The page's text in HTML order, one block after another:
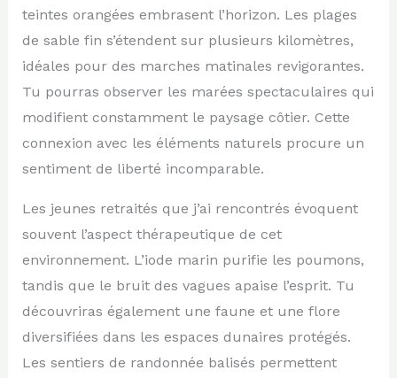
teintes orangées embrasent l’horizon. Les plages
de sable fin s’étendent sur plusieurs kilomètres,
idéales pour des marches matinales revigorantes.
Tu pourras observer les marées spectaculaires qui
modifient constamment le paysage côtier. Cette
connexion avec les éléments naturels procure un
sentiment de liberté incomparable.
Les jeunes retraités que j’ai rencontrés évoquent
souvent l’aspect thérapeutique de cet
environnement. L’iode marin purifie les poumons,
tandis que le bruit des vagues apaise l’esprit. Tu
découvriras également une faune et une flore
diversifiées dans les espaces dunaires protégés.
Les sentiers de randonnée balisés permettent